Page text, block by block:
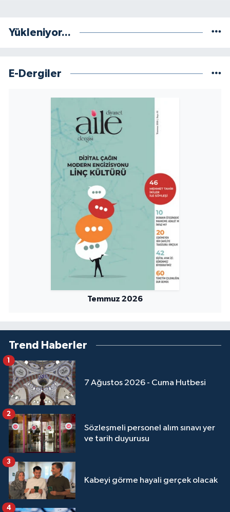
Yükleniyor...
E-Dergiler
Temmuz 2026
Trend Haberler
7 Ağustos 2026 - Cuma Hutbesi
1
Sözleşmeli personel alım sınavı yer
ve tarih duyurusu
2
Kabeyi görme hayali gerçek olacak
3
4